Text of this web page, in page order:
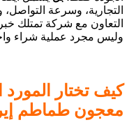
التجارية، وسرعة التواصل،
التعاون مع شركة تمتلك
وليس مجرد عملية شراء
كيف تختار
معجون طماطم